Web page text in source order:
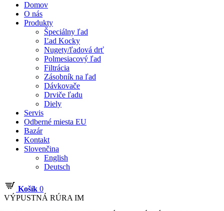
Domov
O nás
Produkty
Špeciálny ľad
Ľad Kocky
Nugety/ľadová drť
Polmesiacový ľad
Filtrácia
Zásobník na ľad
Dávkovače
Drviče ľadu
Diely
Servis
Odberné miesta EU
Bazár
Kontakt
Slovenčina
English
Deutsch
Košík 0
VÝPUSTNÁ RÚRA IM